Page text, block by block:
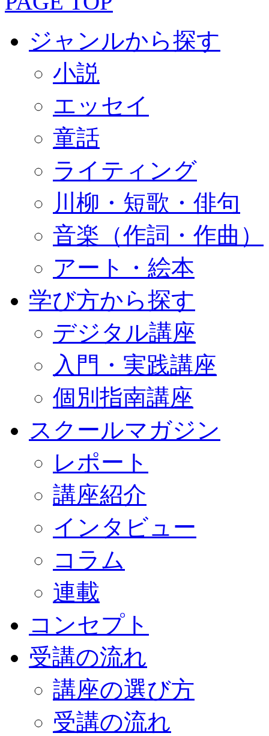
ジャンルから探す
小説
エッセイ
童話
ライティング
川柳・短歌・俳句
音楽（作詞・作曲）
アート・絵本
学び方から探す
デジタル講座
入門・実践講座
個別指南講座
スクールマガジン
レポート
講座紹介
インタビュー
コラム
連載
コンセプト
受講の流れ
講座の選び方
受講の流れ